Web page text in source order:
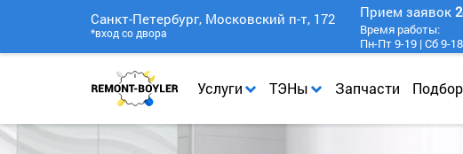
Услуги ТЭНы Запчасти
Санкт-Петербург, Московский п-т, 172
*вход со двора
Прием заявок
Время работы:
Пн-Пт 9-19 | Сб 9-18